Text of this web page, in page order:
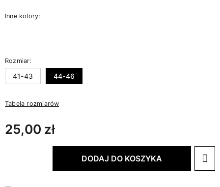
Inne kolory:
Rozmiar:
41-43 44-46
Tabela rozmiarów
25,00 zł
DODAJ DO KOSZYKA